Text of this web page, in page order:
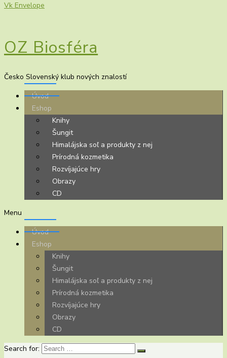
Vk Envelope
OZ Biosféra
Česko Slovenský klub nových znalostí
Úvod
Eshop
Knihy
Šungit
Himalájska soľ a produkty z nej
Prírodná kozmetika
Rozvíjajúce hry
Obrazy
CD
Menu
Úvod
Eshop
Knihy
Šungit
Himalájska soľ a produkty z nej
Prírodná kozmetika
Rozvíjajúce hry
Obrazy
CD
Search for: